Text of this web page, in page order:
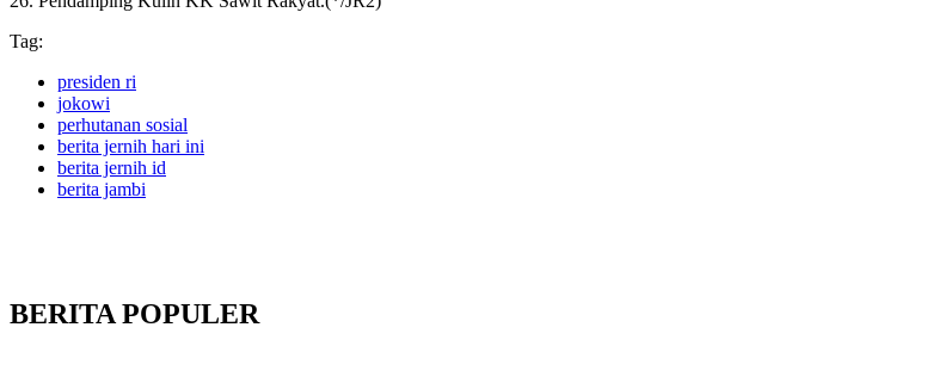
Tag:
presiden ri
jokowi
perhutanan sosial
berita jernih hari ini
berita jernih id
berita jambi
BERITA POPULER